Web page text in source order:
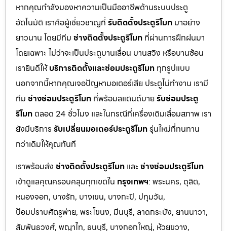
หากคุณกำลังมองหาความเป็นมืออาชีพด้านระบบประตู
อัตโนมัติ เราคือผู้เชี่ยวชาญที่ รับติดตั้งประตูรีโมท มาอย่าง
ยาวนาน โดยมีทีม ช่างติดตั้งประตูรีโมท ที่ผ่านการฝึกฝนมา
โดยเฉพาะ ไม่ว่าจะเป็นประตูบานเลื่อน บานสวิง หรือบานซ้อน
เรายินดีให้บริการติดตั้งและซ่อมประตูรีโมท ทุกรูปแบบ
นอกจากนี้หากคุณเจอปัญหามอเตอร์เสีย ประตูไม่ทำงาน เรามี
ทีม ช่างซ่อมประตูรีโมท ที่พร้อมสแตนด์บาย รับซ่อมประตู
รีโมท ตลอด 24 ชั่วโมง และในกรณีที่เครื่องเดิมเสื่อมสภาพ เรา
ยังมีบริการ รับเปลี่ยนมอเตอร์ประตูรีโมทรุ่นใหม่ที่ทนทาน
กว่าเดิมให้คุณทันที
เราพร้อมส่ง ช่างติดตั้งประตูรีโมท และ ช่างซ่อมประตูรีโมท
เข้าดูแลคุณครอบคลุมทุกเขตใน กรุงเทพฯ: พระนคร, ดุสิต,
หนองจอก, บางรัก, บางเขน, บางกะปิ, ปทุมวัน,
ป้อมปราบศัตรูพ่าย, พระโขนง, มีนบุรี, ลาดกระบัง, ยานนาวา,
สัมพันธวงศ์, พญาไท, ธนบุรี, บางกอกใหญ่, ห้วยขวาง,